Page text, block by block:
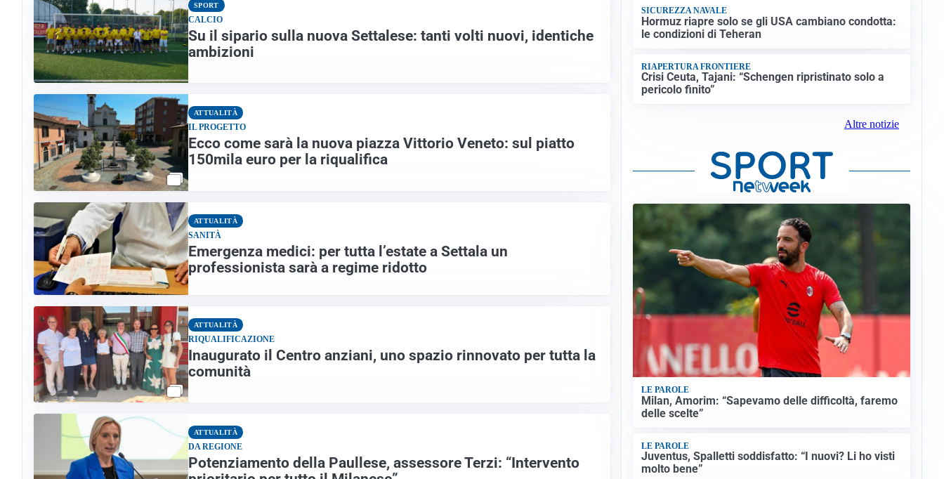
SPORT
CALCIO
Su il sipario sulla nuova Settalese: tanti volti nuovi, identiche
ambizioni
ATTUALITÀ
IL PROGETTO
Ecco come sarà la nuova piazza Vittorio Veneto: sul piatto
150mila euro per la riqualifica
ATTUALITÀ
SANITÀ
Emergenza medici: per tutta l’estate a Settala un
professionista sarà a regime ridotto
ATTUALITÀ
RIQUALIFICAZIONE
Inaugurato il Centro anziani, uno spazio rinnovato per tutta la
comunità
ATTUALITÀ
DA REGIONE
Potenziamento della Paullese, assessore Terzi: “Intervento
SICUREZZA NAVALE
Hormuz riapre solo se gli USA cambiano condotta:
le condizioni di Teheran
RIAPERTURA FRONTIERE
Crisi Ceuta, Tajani: “Schengen ripristinato solo a
pericolo finito”
Altre notizie
LE PAROLE
Milan, Amorim: “Sapevamo delle difficoltà, faremo
delle scelte”
LE PAROLE
Juventus, Spalletti soddisfatto: “I nuovi? Li ho visti
molto bene”